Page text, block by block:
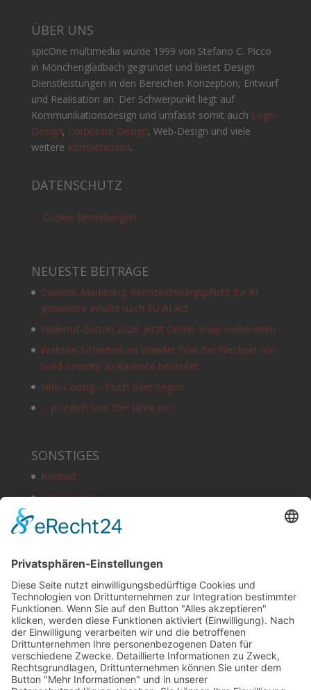
ÜBER UNS
spicOne multimedia wurde 1999 von Stefano C. Picco
in Mönchengladbach gegründet und bietet Design
Dienstleistungen in den Bereichen Konzeption, Entwurf
und Realisation an. Der Schwerpunkt liegt auf
Kommunikationsdesign und umfasst somit auch Logo-
Design, Corporate Design, Web-Design und viele
weitere Kompetenzen.
DATENSCHUTZ
Cookie-Einstellungen
NEUESTE BEITRÄGE
Content-Marketing: Kennzeichnungspflicht für KI-
generierte Inhalte nach EU AI Act
Widerruf-Button 2026: Jetzt Online-Shop vorbereiten
Website-Sicherheit im Wandel: Was der Wechsel von
Solid Security zu Kadence bedeutet
Vibe-Coding – Fluch oder Segen.
… plötzlich sind 25+ Jahre um
SONSTIGES
Kontakt
Schlagworte
Impressum
Copyright
HOSTING